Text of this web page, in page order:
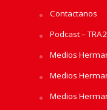
Contactanos
Podcast – TRA2
Medios
Medios
Medios